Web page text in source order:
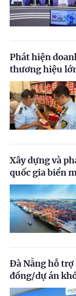
Phát hiện
thương hiệu
Xây dựng và
quốc gia biển
Đà Nẵng hỗ
đồng/dự án